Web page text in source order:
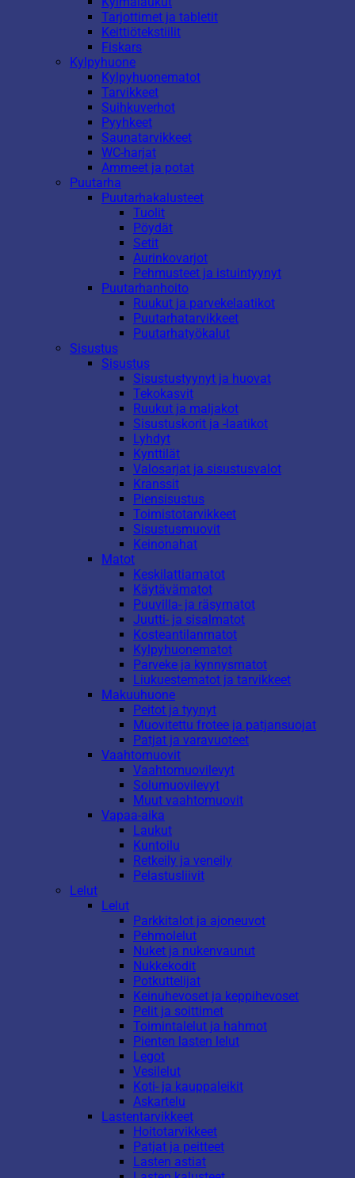
Tarjottimet ja tabletit
Keittiötekstiilit
Fiskars
Kylpyhuone
Kylpyhuonematot
Tarvikkeet
Suihkuverhot
Pyyhkeet
Saunatarvikkeet
WC-harjat
Ammeet ja potat
Puutarha
Puutarhakalusteet
Tuolit
Pöydät
Setit
Aurinkovarjot
Pehmusteet ja istuintyynyt
Puutarhanhoito
Ruukut ja parvekelaatikot
Puutarhatarvikkeet
Puutarhatyökalut
Sisustus
Sisustus
Sisustustyynyt ja huovat
Tekokasvit
Ruukut ja maljakot
Sisustuskorit ja -laatikot
Lyhdyt
Kynttilät
Valosarjat ja sisustusvalot
Kranssit
Piensisustus
Toimistotarvikkeet
Sisustusmuovit
Keinonahat
Matot
Keskilattiamatot
Käytävämatot
Puuvilla- ja räsymatot
Juutti- ja sisalmatot
Kosteantilanmatot
Kylpyhuonematot
Parveke ja kynnysmatot
Liukuestematot ja tarvikkeet
Makuuhuone
Peitot ja tyynyt
Muovitettu frotee ja patjansuojat
Patjat ja varavuoteet
Vaahtomuovit
Vaahtomuovilevyt
Solumuovilevyt
Muut vaahtomuovit
Vapaa-aika
Laukut
Kuntoilu
Retkeily ja veneily
Pelastusliivit
Lelut
Lelut
Parkkitalot ja ajoneuvot
Pehmolelut
Nuket ja nukenvaunut
Nukkekodit
Potkuttelijat
Keinuhevoset ja keppihevoset
Pelit ja soittimet
Toimintalelut ja hahmot
Pienten lasten lelut
Legot
Vesilelut
Koti- ja kauppaleikit
Askartelu
Lastentarvikkeet
Hoitotarvikkeet
Patjat ja peitteet
Lasten astiat